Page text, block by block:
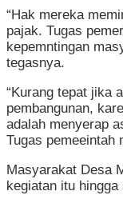
“Hak mereka
pajak. Tugas
kepemntingan
tegasnya.
“Kurang tepat jika
pembangunan,
adalah menyerap
Tugas pemeeintah
Masyarakat Desa
kegiatan itu hingga